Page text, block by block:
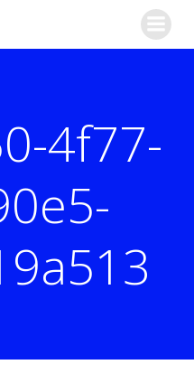
4f77-